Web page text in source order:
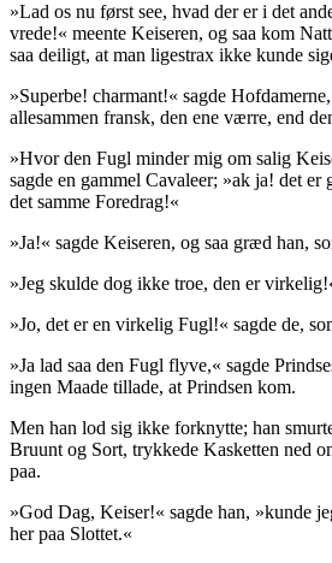
»Lad os nu først see, hvad der er i det
vrede!« meente Keiseren, og saa kom
saa deiligt, at man ligestrax ikke kunde
»Superbe! charmant!« sagde
allesammen fransk, den ene værre, end
»Hvor den Fugl minder mig om salig
sagde en gammel Cavaleer; »ak ja! det er
det samme Foredrag!«
»Ja!« sagde Keiseren, og saa græd han,
»Jeg skulde dog ikke troe, den er
»Jo, det er en virkelig Fugl!« sagde de,
»Ja lad saa den Fugl flyve,« sagde
ingen Maade tillade, at Prindsen kom.
Men han lod sig ikke forknytte; han
Bruunt og Sort, trykkede Kasketten ned
paa.
»God Dag, Keiser!« sagde han, »kunde
her paa Slottet.«